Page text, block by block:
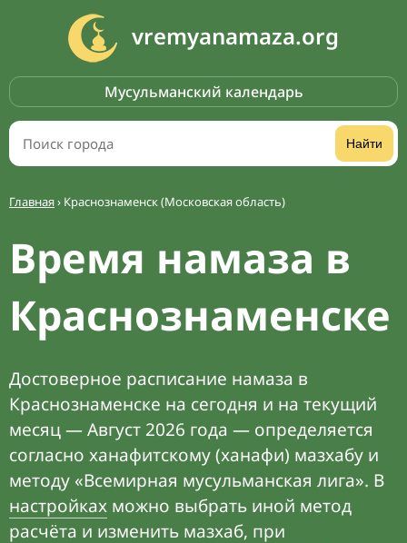
vremyanamaza.org
Мусульманский календарь
Найти
Главная› Краснознаменск (Московская область)
Время намаза в
Краснознаменске
Достоверное расписание намаза в
Краснознаменске на сегодня и на текущий
месяц — Август 2026 года — определяется
согласно ханафитскому (ханафи) мазхабу и
методу «Всемирная мусульманская лига». В
настройках можно выбрать иной метод
расчёта и изменить мазхаб, при